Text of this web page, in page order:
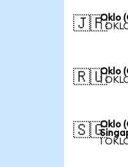
🇯🇵Oklo
1
🇷🇺Oklo
1
🇸🇬Oklo
1